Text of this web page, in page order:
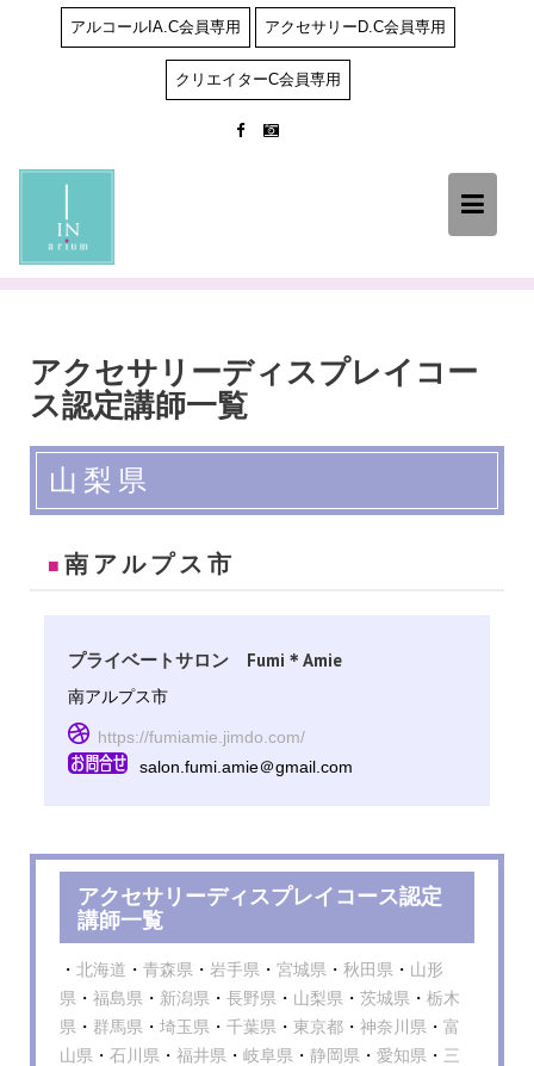
アルコールIA.C会員専用 アクセサリーD.C会員専用
クリエイターC会員専用
アクセサリーディスプレイコー
ス認定講師一覧
山梨県
■ 南アルプス市
プライベートサロン Fumi＊Amie
南アルプス市
https://fumiamie.jimdo.com/
salon.fumi.amie＠gmail.com
アクセサリーディスプレイコース認定
講師一覧
・ 北海道 ・ 青森県 ・ 岩手県 ・ 宮城県 ・ 秋田県 ・ 山形
県 ・ 福島県 ・ 新潟県 ・ 長野県 ・ 山梨県 ・ 茨城県 ・ 栃木
県 ・ 群馬県 ・ 埼玉県 ・ 千葉県 ・ 東京都 ・ 神奈川県 ・ 富
山県 ・ 石川県 ・ 福井県 ・ 岐阜県 ・ 静岡県 ・ 愛知県 ・ 三